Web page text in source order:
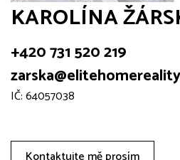
KAROLÍNA
+420 731 520 219
IČ: 64057038